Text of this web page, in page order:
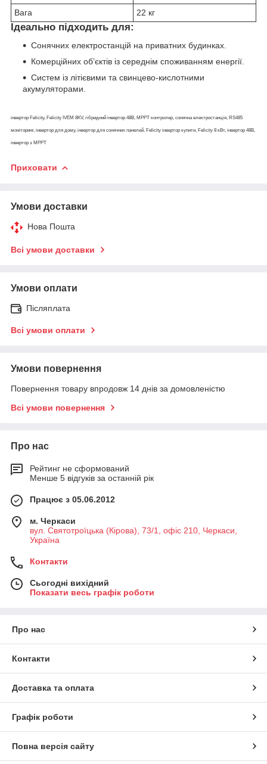
Вага
22 кг
Ідеально підходить для:
Сонячних електростанцій на приватних будинках.
Комерційних об’єктів із середнім споживанням енергії.
Систем із літієвими та свинцево-кислотними
акумуляторами.
інвертор Felicity, Felicity IVEM 8KV, гібридний інвертор 48В, MPPT контролер, сонячна електростанція, RS485
моніторинг, інвертор для дому, інвертор для сонячних панелей, Felicity інвертор купити, Felicity 8 кВт, інвертор 48В,
інвертор з MPPT
Приховати
Умови доставки
Нова Пошта
Всі умови доставки
Умови оплати
Післяплата
Всі умови оплати
Умови повернення
Повернення товару впродовж 14 днів за домовленістю
Всі умови повернення
Про нас
Рейтинг не сформований
Менше 5 відгуків за останній рік
Працює з 05.06.2012
м. Черкаси
вул. Святотроїцька (Кірова), 73/1, офіс 210, Черкаси,
Україна
Контакти
Сьогодні вихідний
Показати весь графік роботи
Про нас
Контакти
Доставка та оплата
Графік роботи
Повна версія сайту